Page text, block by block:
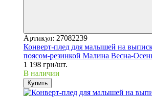
Артикул: 27082239
Конверт-плед для малышей на
поясом-резинкой Малина Весна-
1 198 грн/шт.
В наличии
Купить